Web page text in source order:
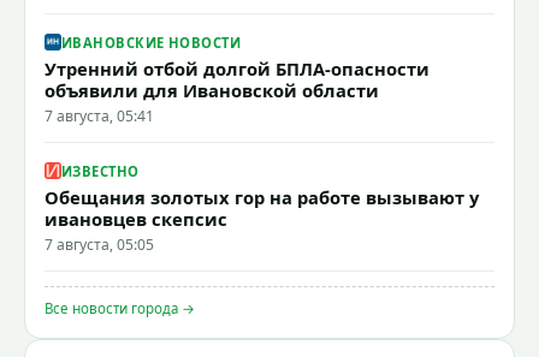
ИВАНОВСКИЕ НОВОСТИ
Утренний отбой долгой БПЛА-опасности
объявили для Ивановской области
7 августа, 05:41
ИЗВЕСТНО
Обещания золотых гор на работе вызывают у
ивановцев скепсис
7 августа, 05:05
Все новости города →